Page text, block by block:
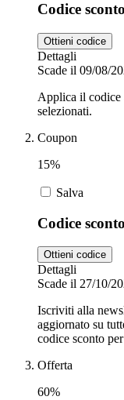
Privé by
Zalando
adidas
Farmacia
Scarpe
Codice
Ottieni codice
Dettagli
Scade il 09/08/
Applica il codice
selezionati.
Coupon
15%
Salva
Codice
Ottieni codice
Dettagli
Scade il 27/10/
Iscriviti alla
aggiornato su
codice sconto
Offerta
60%